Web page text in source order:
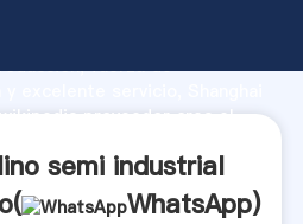
fuerza de
proveedor crea el
semi industrial
WhatsApp)